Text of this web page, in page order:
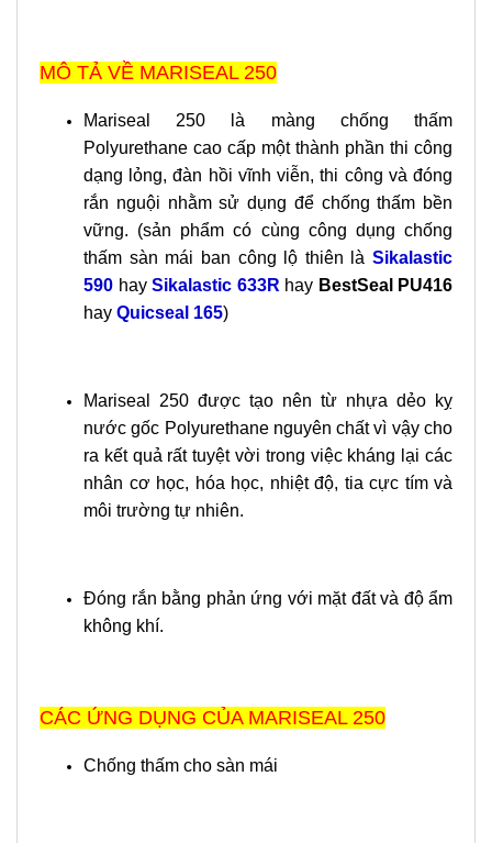
MÔ TẢ VỀ MARISEAL 250
Mariseal 250 là màng chống thấm
Polyurethane cao cấp một thành phần thi công
dạng lỏng, đàn hồi vĩnh viễn, thi công và đóng
rắn nguội nhằm sử dụng để chống thấm bền
vững. (sản phẩm có cùng công dụng chống
thấm sàn mái ban công lộ thiên là Sikalastic
590 hay Sikalastic 633R hay BestSeal PU416
hay Quicseal 165)
Mariseal 250 được tạo nên từ nhựa dẻo kỵ
nước gốc Polyurethane nguyên chất vì vậy cho
ra kết quả rất tuyệt vời trong việc kháng lại các
nhân cơ học, hóa học, nhiệt độ, tia cực tím và
môi trường tự nhiên.
Đóng rắn bằng phản ứng với mặt đất và độ ẩm
không khí.
CÁC ỨNG DỤNG CỦA MARISEAL 250
Chống thấm cho sàn mái